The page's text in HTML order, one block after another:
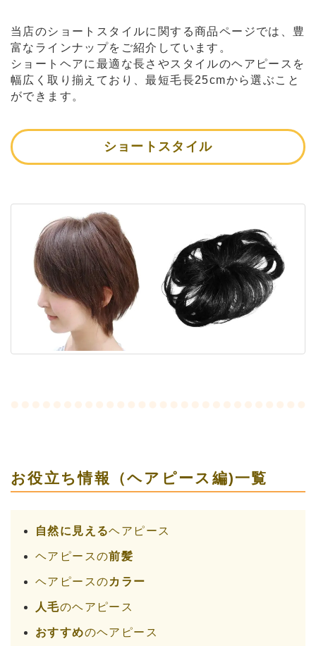
当店のショートスタイルに関する商品ページでは、豊
富なラインナップをご紹介しています。
ショートヘアに最適な長さやスタイルのヘアピースを
幅広く取り揃えており、最短毛長25cmから選ぶこと
ができます。
ショートスタイル
お役立ち情報（ヘアピース編)一覧
自然に見えるヘアピース
ヘアピースの前髪
ヘアピースのカラー
人毛のヘアピース
おすすめのヘアピース